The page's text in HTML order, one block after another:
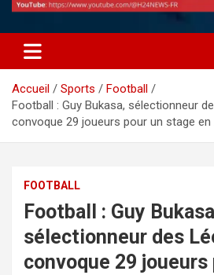
Accueil Sports
Football
Football : Guy Bukasa, sélectionneur
convoque 29 joueurs pour un stage en
FOOTBALL
Football : Guy
sélectionneur des
convoque 29 joueurs